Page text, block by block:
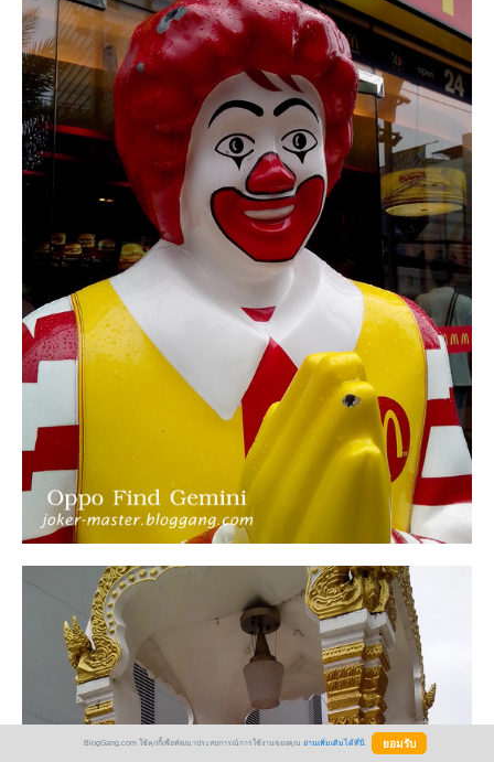
BlogGang.com ใช้คุกกี้เพื่อพัฒนาประสบการณ์การใช้งานของคุณ อ่านเพิ่มเติมได้ที่นี่